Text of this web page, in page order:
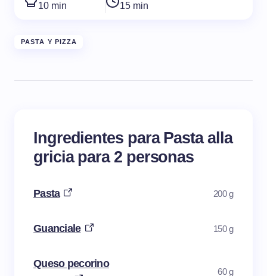
10 min 15 min
PASTA Y PIZZA
Ingredientes para Pasta alla
gricia para 2 personas
Pasta 200 g
Guanciale 150 g
Queso pecorino
60 g